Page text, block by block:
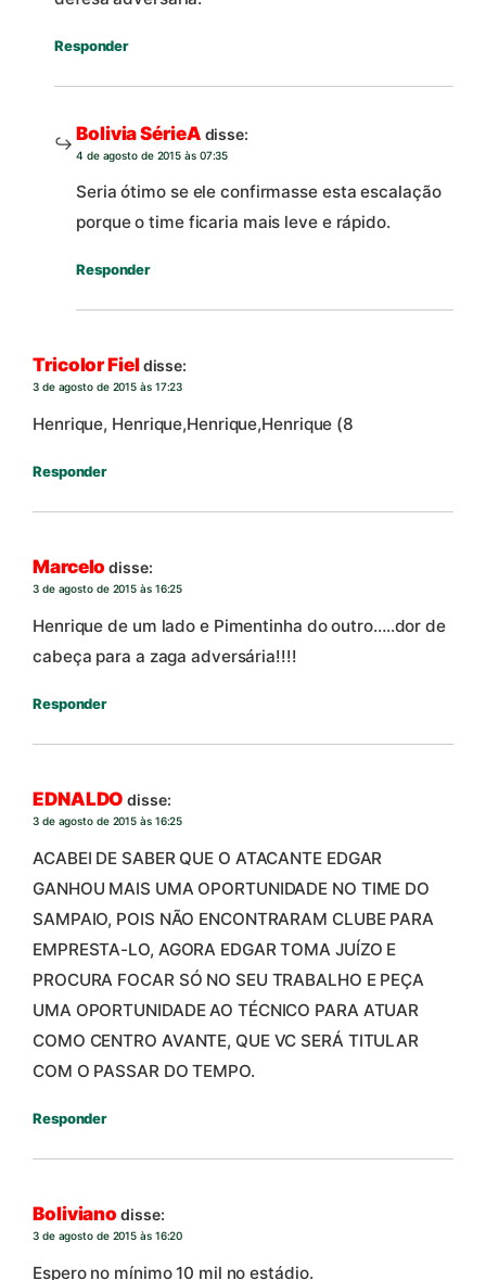
Responder
Bolivia SérieA disse:
4 de agosto de 2015 às 07:35
Seria ótimo se ele confirmasse esta escalação
porque o time ficaria mais leve e rápido.
Responder
Tricolor Fieldisse:
3 de agosto de 2015 às 17:23
Henrique, Henrique,Henrique,Henrique (8
Responder
Marcelo disse:
3 de agosto de 2015 às 16:25
Henrique de um lado e Pimentinha do outro…..dor de
cabeça para a zaga adversária!!!!
Responder
EDNALDO disse:
3 de agosto de 2015 às 16:25
ACABEI DE SABER QUE O ATACANTE EDGAR
GANHOU MAIS UMA OPORTUNIDADE NO TIME DO
SAMPAIO, POIS NÃO ENCONTRARAM CLUBE PARA
EMPRESTA-LO, AGORA EDGAR TOMA JUÍZO E
PROCURA FOCAR SÓ NO SEU TRABALHO E PEÇA
UMA OPORTUNIDADE AO TÉCNICO PARA ATUAR
COMO CENTRO AVANTE, QUE VC SERÁ TITULAR
COM O PASSAR DO TEMPO.
Responder
Boliviano disse:
3 de agosto de 2015 às 16:20
Espero no mínimo 10 mil no estádio.